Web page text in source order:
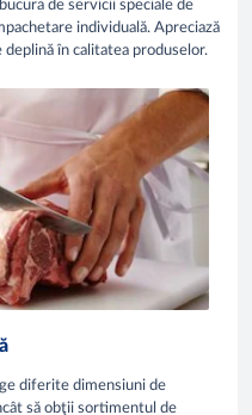
de servicii speciale de
individuală. Apreciază
în calitatea produselor.
diferite dimensiuni de
să obţii sortimentul de